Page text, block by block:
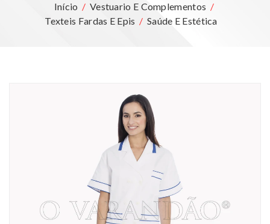
Início
Vestuario E Complementos
Texteis Fardas E Epis
Saúde E Estética